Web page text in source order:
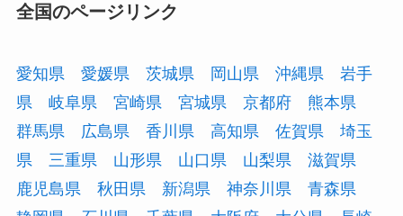
全国のページリンク
愛知県 愛媛県 茨城県 岡山県 沖縄県
岩手
県
岐阜県 宮崎県 宮城県 京都府
熊本県
群馬県
広島県 香川県 高知県 佐賀県
埼玉
県
三重県 山形県 山口県 山梨県
滋賀県
鹿児島県
秋田県 新潟県 神奈川県
青森県